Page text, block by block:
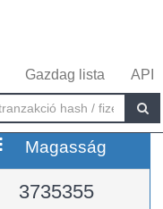
Gazdag lista API
Magasság
3735355